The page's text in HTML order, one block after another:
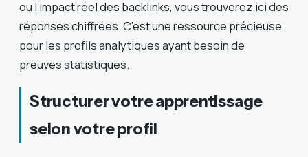
ou l’impact réel des backlinks, vous trouverez ici des
réponses chiffrées. C’est une ressource précieuse
pour les profils analytiques ayant besoin de
preuves statistiques.
Structurer votre apprentissage
selon votre profil